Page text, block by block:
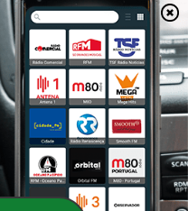
Para onde vamos? -
Marcelo Tas